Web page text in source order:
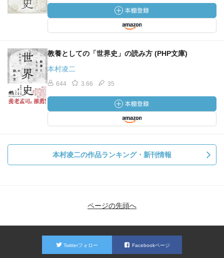
教養としての「世界史」の読み方 (PHP文庫)
本村凌二
644 3.66 35
本村凌二の作品ランキング・新刊情報
ページの先頭へ
Twitterフォロー Facebookページ